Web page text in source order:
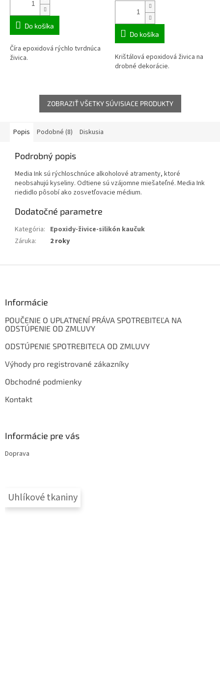
5
hviezdičiek.
Do košíka
Číra epoxidová rýchlo tvrdnúca
živica.
Do košíka
Krištálová epoxidová živica na
drobné dekorácie.
ZOBRAZIŤ VŠETKY SÚVISIACE PRODUKTY
Popis Podobné (8) Diskusia
Podrobný popis
Media Ink sú rýchloschnúce alkoholové atramenty, ktoré
neobsahujú kyseliny. Odtiene sú vzájomne miešateľné. Media Ink
riedidlo pôsobí ako zosvetľovacie médium.
Dodatočné parametre
Kategória: Epoxidy-živice-silikón kaučuk
Záruka: 2 roky
Informácie
POUČENIE O UPLATNENÍ PRÁVA SPOTREBITEĽA NA
ODSTÚPENIE OD ZMLUVY
ODSTÚPENIE SPOTREBITEĽA OD ZMLUVY
Výhody pro registrované zákazníky
Obchodné podmienky
Kontakt
Informácie pre vás
Doprava
Uhlíkové tkaniny